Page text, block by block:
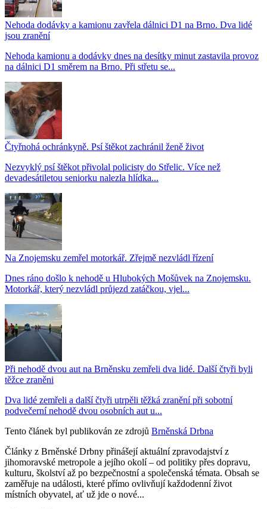
Nehoda dodávky a kamionu zavřela dálnici D1 na Brno. Dva lidé
jsou zranění
Nehoda kamionu a dodávky dnes na desítky minut zastavila provoz
na dálnici D1 směrem na Brno. Při střetu se...
Čtyřnohá ochránkyně. Psí štěkot zachránil ženě život
Nezvyklý psí štěkot přivolal policisty do Střelic. Více než
devadesátiletou seniorku nalezla hlídka...
Na Znojemsku zemřel motorkář. Zřejmě nezvládl řízení
Dnes ráno došlo k nehodě u Hlubokých Mošůvek na Znojemsku.
Motorkář, který nezvládl průjezd zatáčkou, vjel...
Při nehodě dvou aut na Brněnsku zemřeli dva lidé. Další čtyři byli
těžce zraněni
Dva lidé zemřeli a další čtyři utrpěli těžká zranění při sobotní
podvečerní nehodě dvou osobních aut u...
Tento článek byl publikován ze zdrojů Brněnská Drbna
Články z Brněnské Drbny přinášejí aktuální zpravodajství z
jihomoravské metropole a jejího okolí – od politiky přes dopravu,
kulturu, školství až po bezpečnostní a společenská témata. Obsah se
zaměřuje na události, které přímo ovlivňují každodenní život
místních obyvatel, ať už jde o nové...